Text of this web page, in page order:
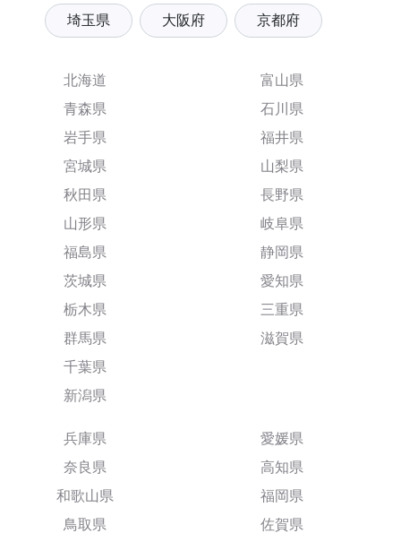
埼玉県 大阪府 京都府
北海道
青森県
岩手県
宮城県
秋田県
山形県
福島県
茨城県
栃木県
群馬県
千葉県
新潟県
富山県
石川県
福井県
山梨県
長野県
岐阜県
静岡県
愛知県
三重県
滋賀県
兵庫県
奈良県
和歌山県
鳥取県
愛媛県
高知県
福岡県
佐賀県